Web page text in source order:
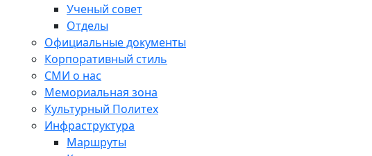
Ученый совет
Отделы
Официальные документы
Корпоративный стиль
СМИ о нас
Мемориальная зона
Культурный Политех
Инфраструктура
Маршруты